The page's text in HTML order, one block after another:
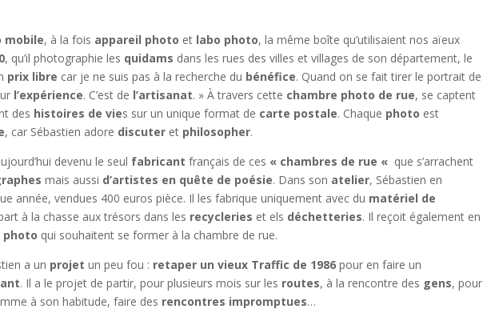
mobile, à la fois appareil photo et labo photo, la même boîte qu’utilisaient nos aïeux
, qu’il photographie les quidams dans les rues des villes et villages de son département, le
prix libre car je ne suis pas à la recherche du bénéfice. Quand on se fait tirer le portrait de
l’expérience. C’est de l’artisanat. » À travers cette chambre photo de rue, se captent
des histoires de vies sur un unique format de carte postale. Chaque photo est
, car Sébastien adore discuter et philosopher.
devenu le seul fabricant français de ces « chambres de rue « que s’arrachent
mais aussi d’artistes en quête de poésie. Dans son atelier, Sébastien en
année, vendues 400 euros pièce. Il les fabrique uniquement avec du matériel de
à la chasse aux trésors dans les recycleries et els déchetteries. Il reçoit également en
photo qui souhaitent se former à la chambre de rue.
a un projet un peu fou : retaper un vieux Traffic de 1986 pour en faire un
. Il a le projet de partir, pour plusieurs mois sur les routes, à la rencontre des gens, pour
à son habitude, faire des rencontres impromptues…